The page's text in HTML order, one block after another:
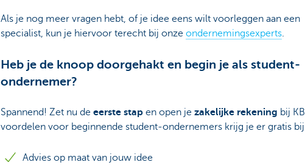
Als je nog meer vragen hebt, of je idee eens wilt voorleggen aan een
specialist, kun je hiervoor terecht bij onze ondernemingsexperts.
Heb je de knoop doorgehakt en begin je als student-
ondernemer?
Spannend! Zet nu de eerste stap en open je zakelijke rekening bij
voordelen voor beginnende student-ondernemers krijg je er gratis
Advies op maat van jouw idee